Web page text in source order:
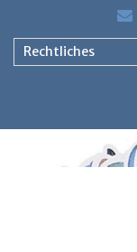
contentRechtliches